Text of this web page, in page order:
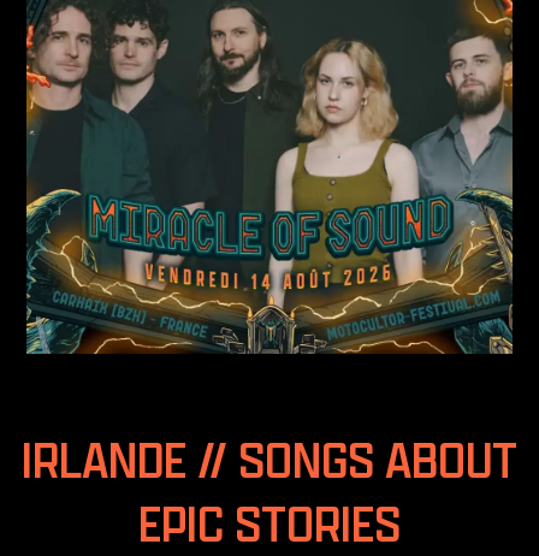
IRLANDE // SONGS ABOUT
EPIC STORIES